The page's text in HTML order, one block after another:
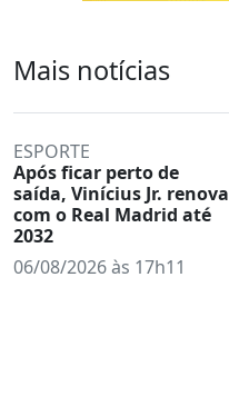
Mais notícias
ESPORTE
Após ficar perto de
saída, Vinícius Jr. renova
com o Real Madrid até
2032
06/08/2026 às 17h11